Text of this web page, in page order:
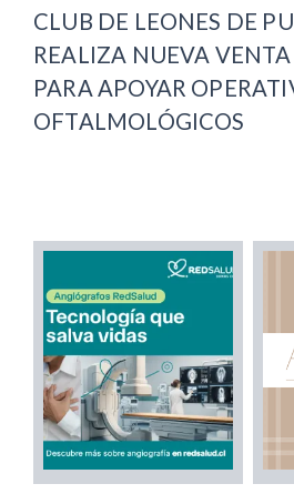
CLUB DE LEONES DE
REALIZA NUEVA
PARA APOYAR
OFTALMOLÓGICOS